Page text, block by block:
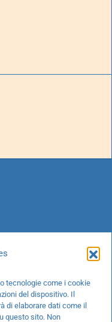
tecnologie come i cookie
del dispositivo. Il
di elaborare dati come il
questo sito. Non